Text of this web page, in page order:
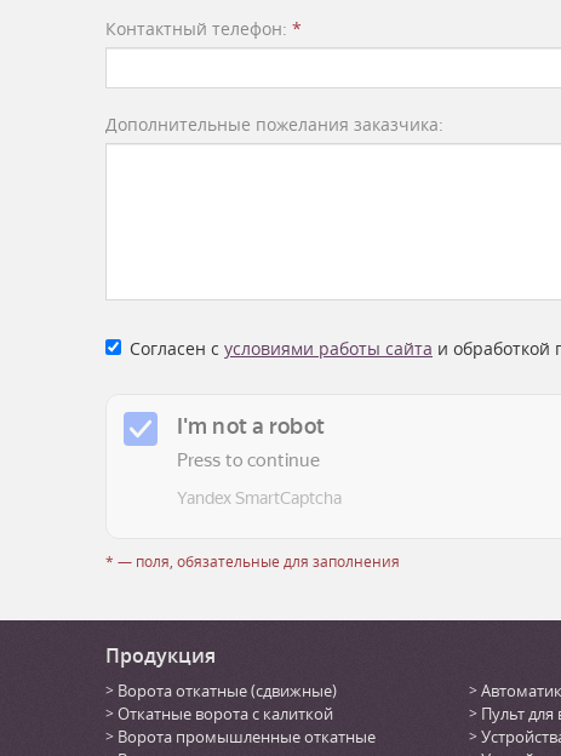
Контактный телефон: *
Дополнительные пожелания заказчика:
Согласен с условиями работы сайта и обработкой
* — поля, обязательные для заполнения
Продукция
Ворота откатные (сдвижные)
Откатные ворота с калиткой
Ворота промышленные откатные
Пульт для